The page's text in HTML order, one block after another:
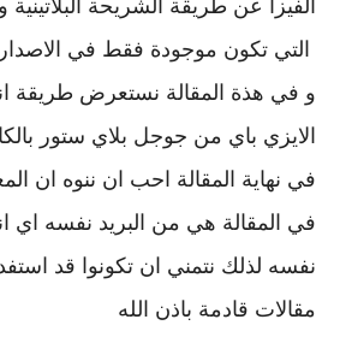
الفيزا عن طريقة الشريحة البلاتينية و
التي تكون موجودة فقط في
و في هذة المقالة نستعرض طريقة
الايزي باي من جوجل بلاي ستور
في نهاية المقالة احب ان ننوه ان
في المقالة هي من البريد نفسه اي
نفسه لذلك نتمني ان تكونوا قد
مقالات قادمة باذن الله